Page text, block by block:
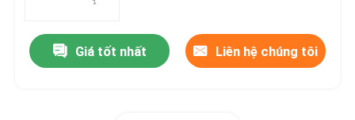
Giá tốt nhất Liên hệ chúng tôi